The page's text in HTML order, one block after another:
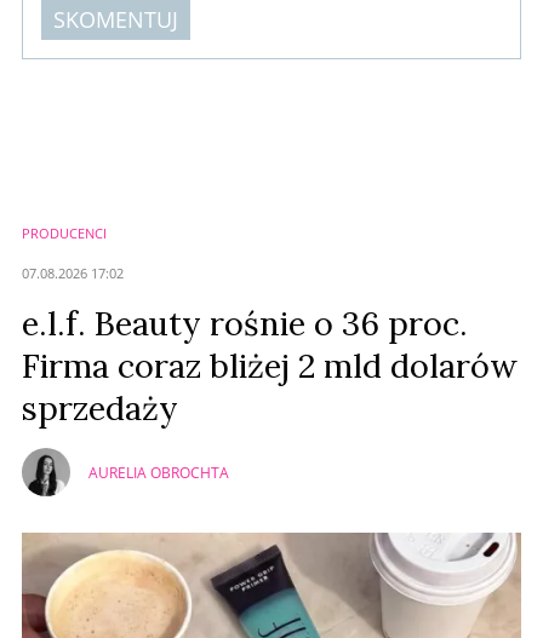
SKOMENTUJ
PRODUCENCI
07.08.2026 17:02
e.l.f. Beauty rośnie o 36 proc.
Firma coraz bliżej 2 mld dolarów
sprzedaży
AURELIA OBROCHTA